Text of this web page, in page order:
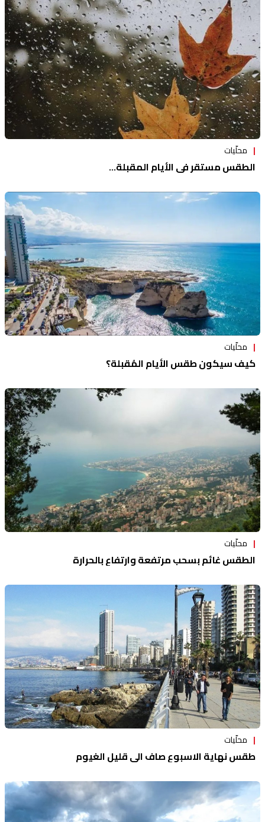
محلّيات
الطقس مستقر في الأيام المقبلة...
محلّيات
كيف سيكون طقس الأيام المُقبلة؟
محلّيات
الطقس غائم بسحب مرتفعة وارتفاع بالحرارة
محلّيات
طقس نهاية الاسبوع صاف الى قليل الغيوم